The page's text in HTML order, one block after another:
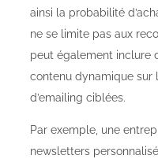
ainsi la probabilité
ne se limite pas aux
peut également inclure
contenu dynamique sur
d’emailing ciblées.
Par exemple, une
newsletters